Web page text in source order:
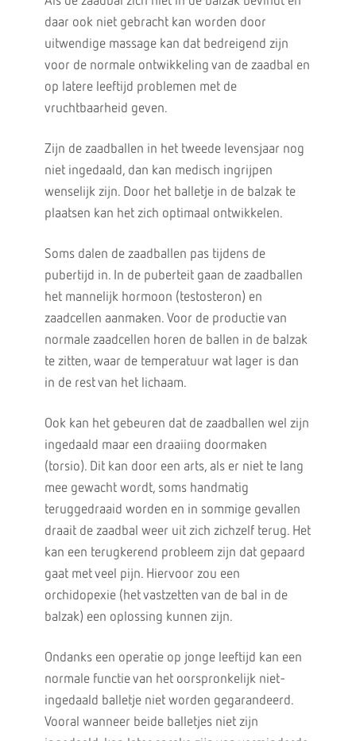
daar ook niet gebracht kan worden door
uitwendige massage kan dat bedreigend zijn
voor de normale ontwikkeling van de zaadbal en
op latere leeftijd problemen met de
vruchtbaarheid geven.
Zijn de zaadballen in het tweede levensjaar nog
niet ingedaald, dan kan medisch ingrijpen
wenselijk zijn. Door het balletje in de balzak te
plaatsen kan het zich optimaal ontwikkelen.
Soms dalen de zaadballen pas tijdens de
pubertijd in. In de puberteit gaan de zaadballen
het mannelijk hormoon (testosteron) en
zaadcellen aanmaken. Voor de productie van
normale zaadcellen horen de ballen in de balzak
te zitten, waar de temperatuur wat lager is dan
in de rest van het lichaam.
Ook kan het gebeuren dat de zaadballen wel zijn
ingedaald maar een draaiing doormaken
(torsio). Dit kan door een arts, als er niet te lang
mee gewacht wordt, soms handmatig
teruggedraaid worden en in sommige gevallen
draait de zaadbal weer uit zich zichzelf terug. Het
kan een terugkerend probleem zijn dat gepaard
gaat met veel pijn. Hiervoor zou een
orchidopexie (het vastzetten van de bal in de
balzak) een oplossing kunnen zijn.
Ondanks een operatie op jonge leeftijd kan een
normale functie van het oorspronkelijk niet-
ingedaald balletje niet worden gegarandeerd.
Vooral wanneer beide balletjes niet zijn